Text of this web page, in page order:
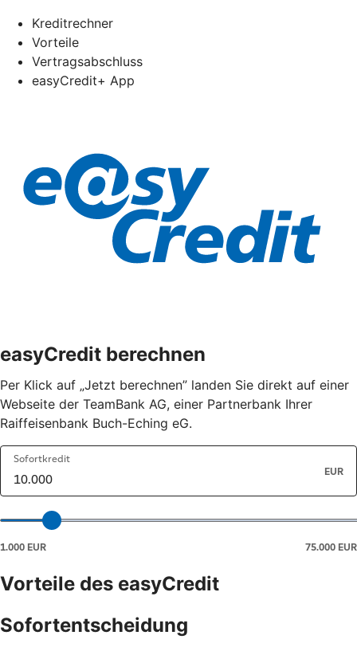
Kreditrechner
Vorteile
Vertragsabschluss
easyCredit+ App
easyCredit berechnen
Per Klick auf „Jetzt berechnen” landen Sie direkt auf einer
Webseite der TeamBank AG, einer Partnerbank Ihrer
Raiffeisenbank Buch-Eching eG.
Vorteile des easyCredit
Sofortentscheidung